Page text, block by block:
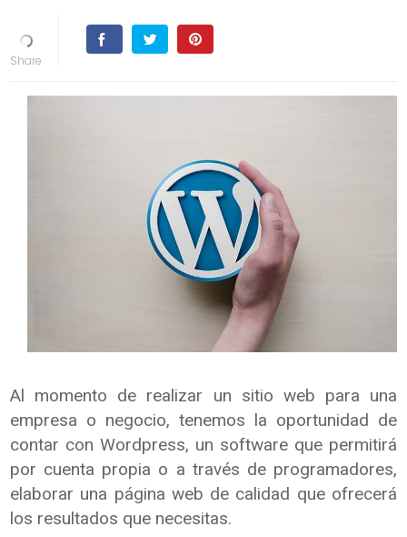
Al momento de realizar un sitio web para una
empresa o negocio, tenemos la oportunidad de
contar con Wordpress, un software que permitirá
por cuenta propia o a través de programadores,
elaborar una página web de calidad que ofrecerá
los resultados que necesitas.